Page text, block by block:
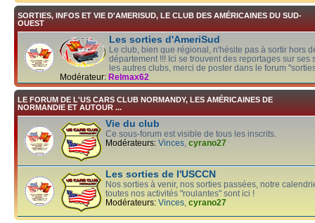
SORTIES, INFOS ET VIE D'AMERISUD, LE CLUB DES AMÉRICAINES DU SUD-
OUEST
Les sorties d'AmeriSud
Le club, bien que régional, n'hésite pas à sortir hors
département !!! Ici se trouvent des reportages sur ses
les autres clubs, merci de poster dans le forum
Modérateur: Relmax62
LE FORUM DE L'US CARS CLUB NORMANDY, LES AMÉRICAINES DE
NORMANDIE ET AUTOUR ...
Vie du club
Ce sous-forum est visible de tous les inscrits.
Modérateurs: Vinces cyrano27
Les sorties de l'USCCN
Nos sorties à venir, nos sorties passées, notre
toutes nos activités "roulantes" sont ici !
Modérateurs: Vinces cyrano27